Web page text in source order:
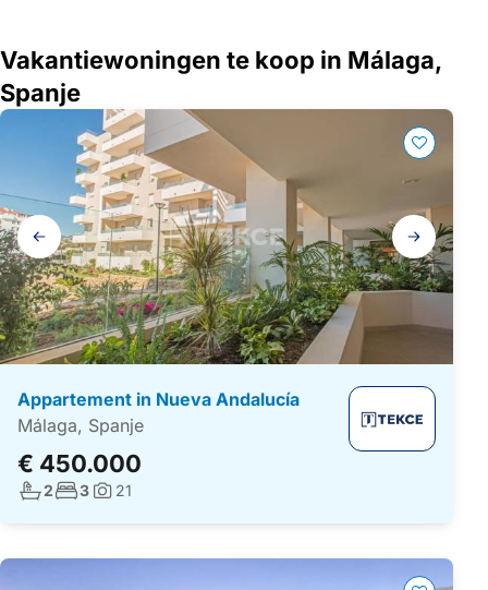
Vakantiewoningen te koop in Málaga,
Spanje
Galerij
navigatie
Appartement in Nueva Andalucía
Málaga, Spanje
€ 450.000
Aantal badkamers:
2Aantal slaapkamers:
3Foto's:
21